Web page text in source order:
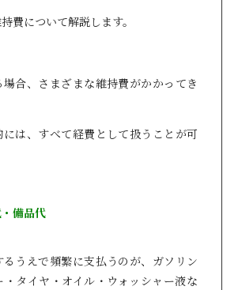
費について解説します。
合、さまざまな維持費がかかってき
には、すべて経費として扱うことが可
備品代
うえで頻繁に支払うのが、ガソリン
タイヤ・オイル・ウォッシャー液な